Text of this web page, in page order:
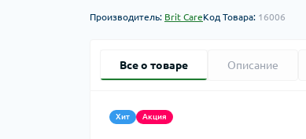
Производитель: Brit CareКод Товара: 16006
Все о товаре Описание
Хит Акция